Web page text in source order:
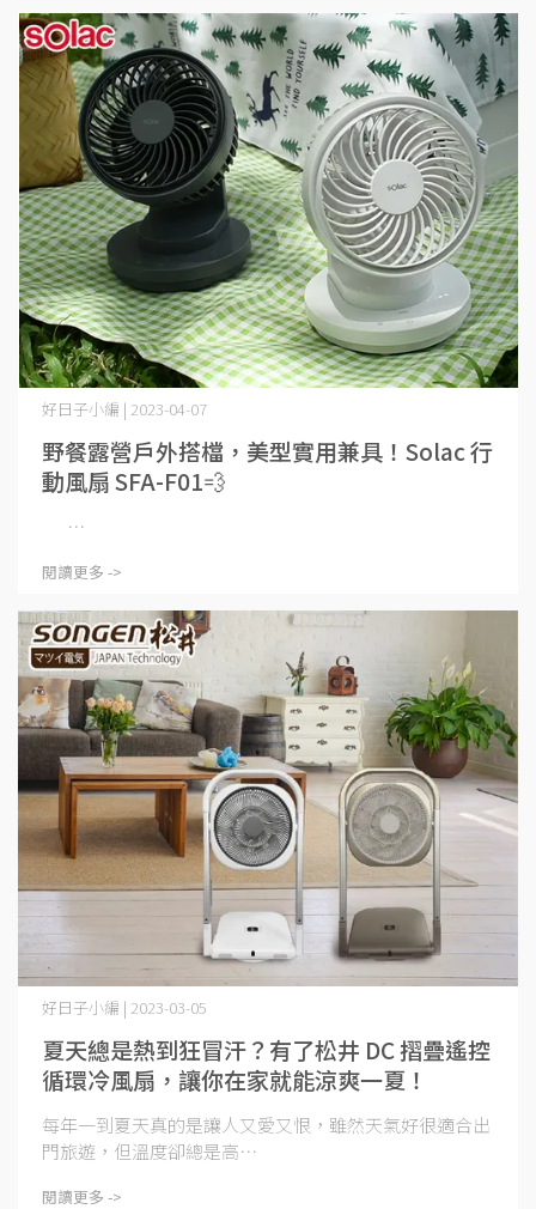
野餐露營戶外搭檔，美型實用兼具！Solac 行
動風扇 SFA-F01💨
好日子小編 | 2023-04-07
⋯
閱讀更多 ->
夏天總是熱到狂冒汗？有了松井 DC 摺疊遙控
循環冷風扇，讓你在家就能涼爽一夏！
好日子小編 | 2023-03-05
每年一到夏天真的是讓人又愛又恨，雖然天氣好很適合出
門旅遊，但溫度卻總是高⋯
閱讀更多 ->